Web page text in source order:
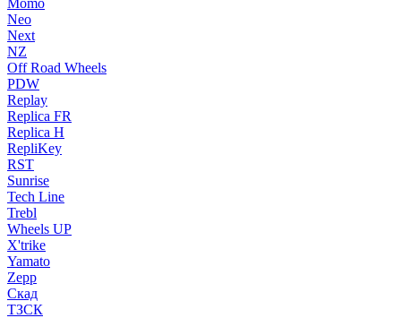
Momo
Neo
Next
NZ
Off Road Wheels
PDW
Replay
Replica FR
Replica H
RepliKey
RST
Sunrise
Tech Line
Trebl
Wheels UP
X'trike
Yamato
Zepp
Скад
ТЗСК